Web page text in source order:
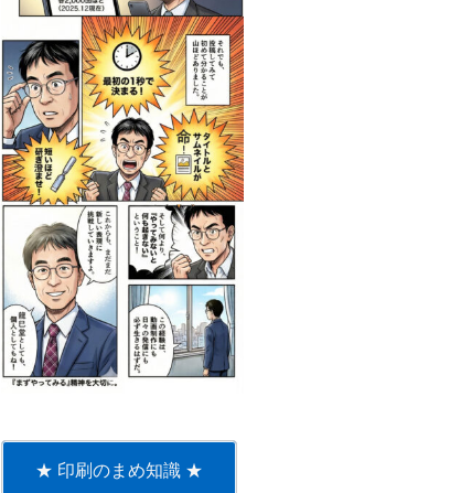
★ 印刷のまめ知識 ★